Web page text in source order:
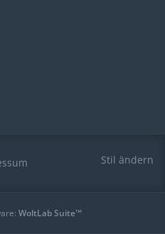
Stil ändern
WoltLab Suite™